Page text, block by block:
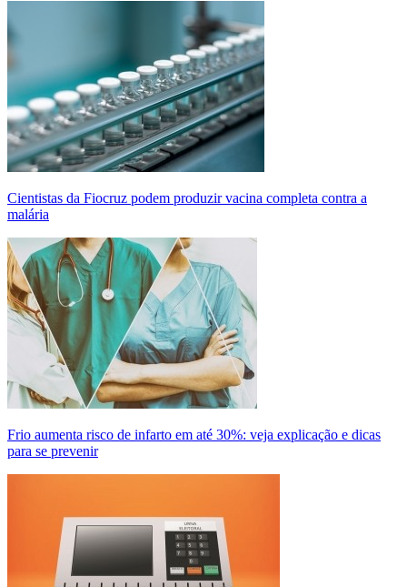
Cientistas da Fiocruz podem produzir vacina completa contra a
malária
Frio aumenta risco de infarto em até 30%: veja explicação e dicas
para se prevenir